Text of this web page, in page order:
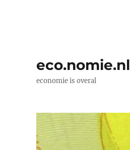
eco.nomie.nl
economie is overal